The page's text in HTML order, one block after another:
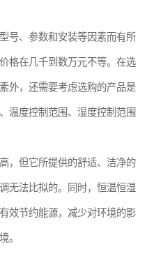
号、参数和安装等因素而有所
格在几千到数万元不等。在选
外，还需要考虑选购的产品是
温度控制范围、湿度控制范围
，但它所提供的舒适、洁净的
无法比拟的。同时，恒温恒湿
效节约能源，减少对环境的影
。